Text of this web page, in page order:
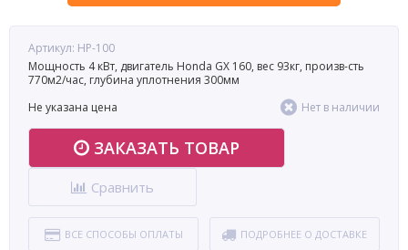
Артикул: HР-100
Мощность 4 кВт, двигатель Honda GX 160, вес 93кг, произв-сть
770м2/час, глубина уплотнения 300мм
Не указана цена
Нет в наличии
ЗАКАЗАТЬ ТОВАР
Сравнить
ВСЕ СПОСОБЫ ОПЛАТЫ ПОДРОБНЕЕ О ДОСТАВКЕ